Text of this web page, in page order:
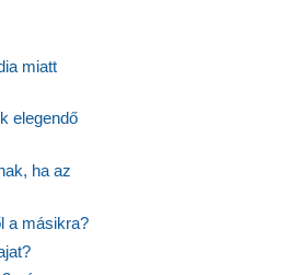
miatt
elegendő
ha az
a másikra?